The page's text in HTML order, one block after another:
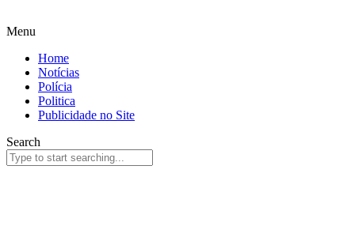
Menu
Home
Notícias
Polícia
Politica
Publicidade no Site
Search